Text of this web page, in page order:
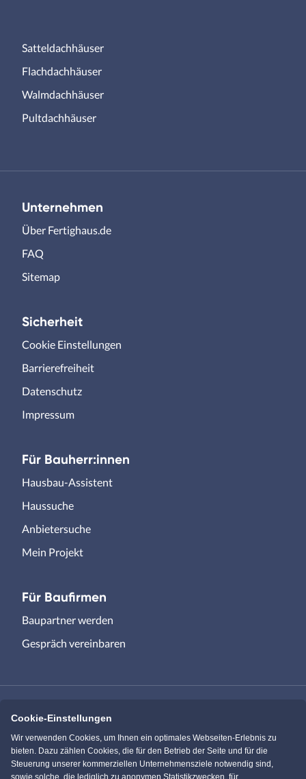
Satteldachhäuser
Flachdachhäuser
Walmdachhäuser
Pultdachhäuser
Unternehmen
Über Fertighaus.de
FAQ
Sitemap
Sicherheit
Cookie Einstellungen
Barrierefreiheit
Datenschutz
Impressum
Für Bauherr:innen
Hausbau-Assistent
Haussuche
Anbietersuche
Mein Projekt
Für Baufirmen
Baupartner werden
Gespräch vereinbaren
Immowelt.de Bauen.de
Massivhaus.de Bungalow.de
Cookie-Einstellungen
Wir verwenden Cookies, um Ihnen ein optimales Webseiten-Erlebnis zu
bieten. Dazu zählen Cookies, die für den Betrieb der Seite und für die
Steuerung unserer kommerziellen Unternehmensziele notwendig sind,
sowie solche, die lediglich zu anonymen Statistikzwecken, für